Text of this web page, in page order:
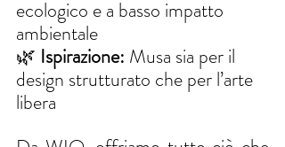
ecologico e a basso impatto
ambientale
🌿 Ispirazione: Musa sia per il
design strutturato che per l’arte
libera